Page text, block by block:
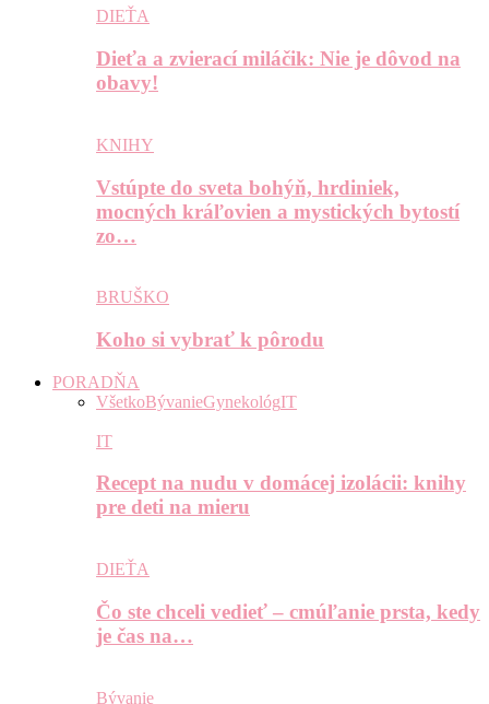
DIEŤA
Dieťa a zvierací miláčik: Nie je dôvod na
obavy!
KNIHY
Vstúpte do sveta bohýň, hrdiniek,
mocných kráľovien a mystických bytostí
zo…
BRUŠKO
Koho si vybrať k pôrodu
PORADŇA
VšetkoBývanieGynekológIT
IT
Recept na nudu v domácej izolácii: knihy
pre deti na mieru
DIEŤA
Čo ste chceli vedieť – cmúľanie prsta, kedy
je čas na…
Bývanie